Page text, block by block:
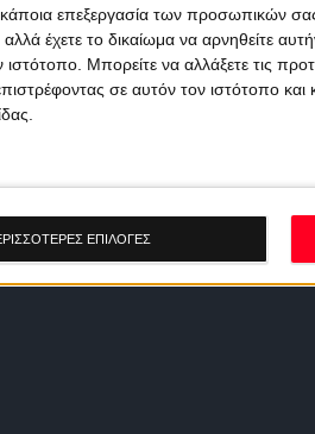
επεξεργασία των προσωπικών σας
έχετε το δικαίωμα να αρνηθείτε
ιστότοπο. Μπορείτε να αλλάξετε τις
σε αυτόν τον ιστότοπο
ΕΠΙΛΟΓΕΣ